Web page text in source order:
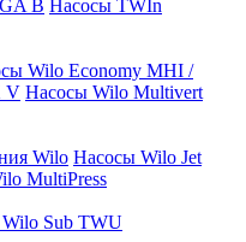
B Насосы TWIn
Wilo Economy MHI /
V Насосы Wilo Multivert
Wilo Насосы Wilo Jet
MultiPress
Sub TWU